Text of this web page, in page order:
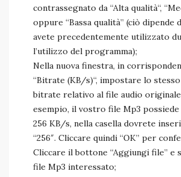
contrassegnato da “Alta qualità“,
oppure “Bassa qualità” (ciò dipende
avete precedentemente utilizzato
l’utilizzo del programma);
Nella nuova finestra, in
“Bitrate (KB/s)“, impostare lo
bitrate relativo al file audio
esempio, il vostro file Mp3
256 KB/s, nella casella dovrete
“256″. Cliccare quindi “OK” per
Cliccare il bottone “Aggiungi file” e
file Mp3 interessato;